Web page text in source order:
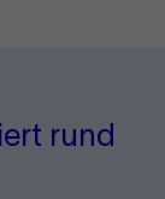
rund